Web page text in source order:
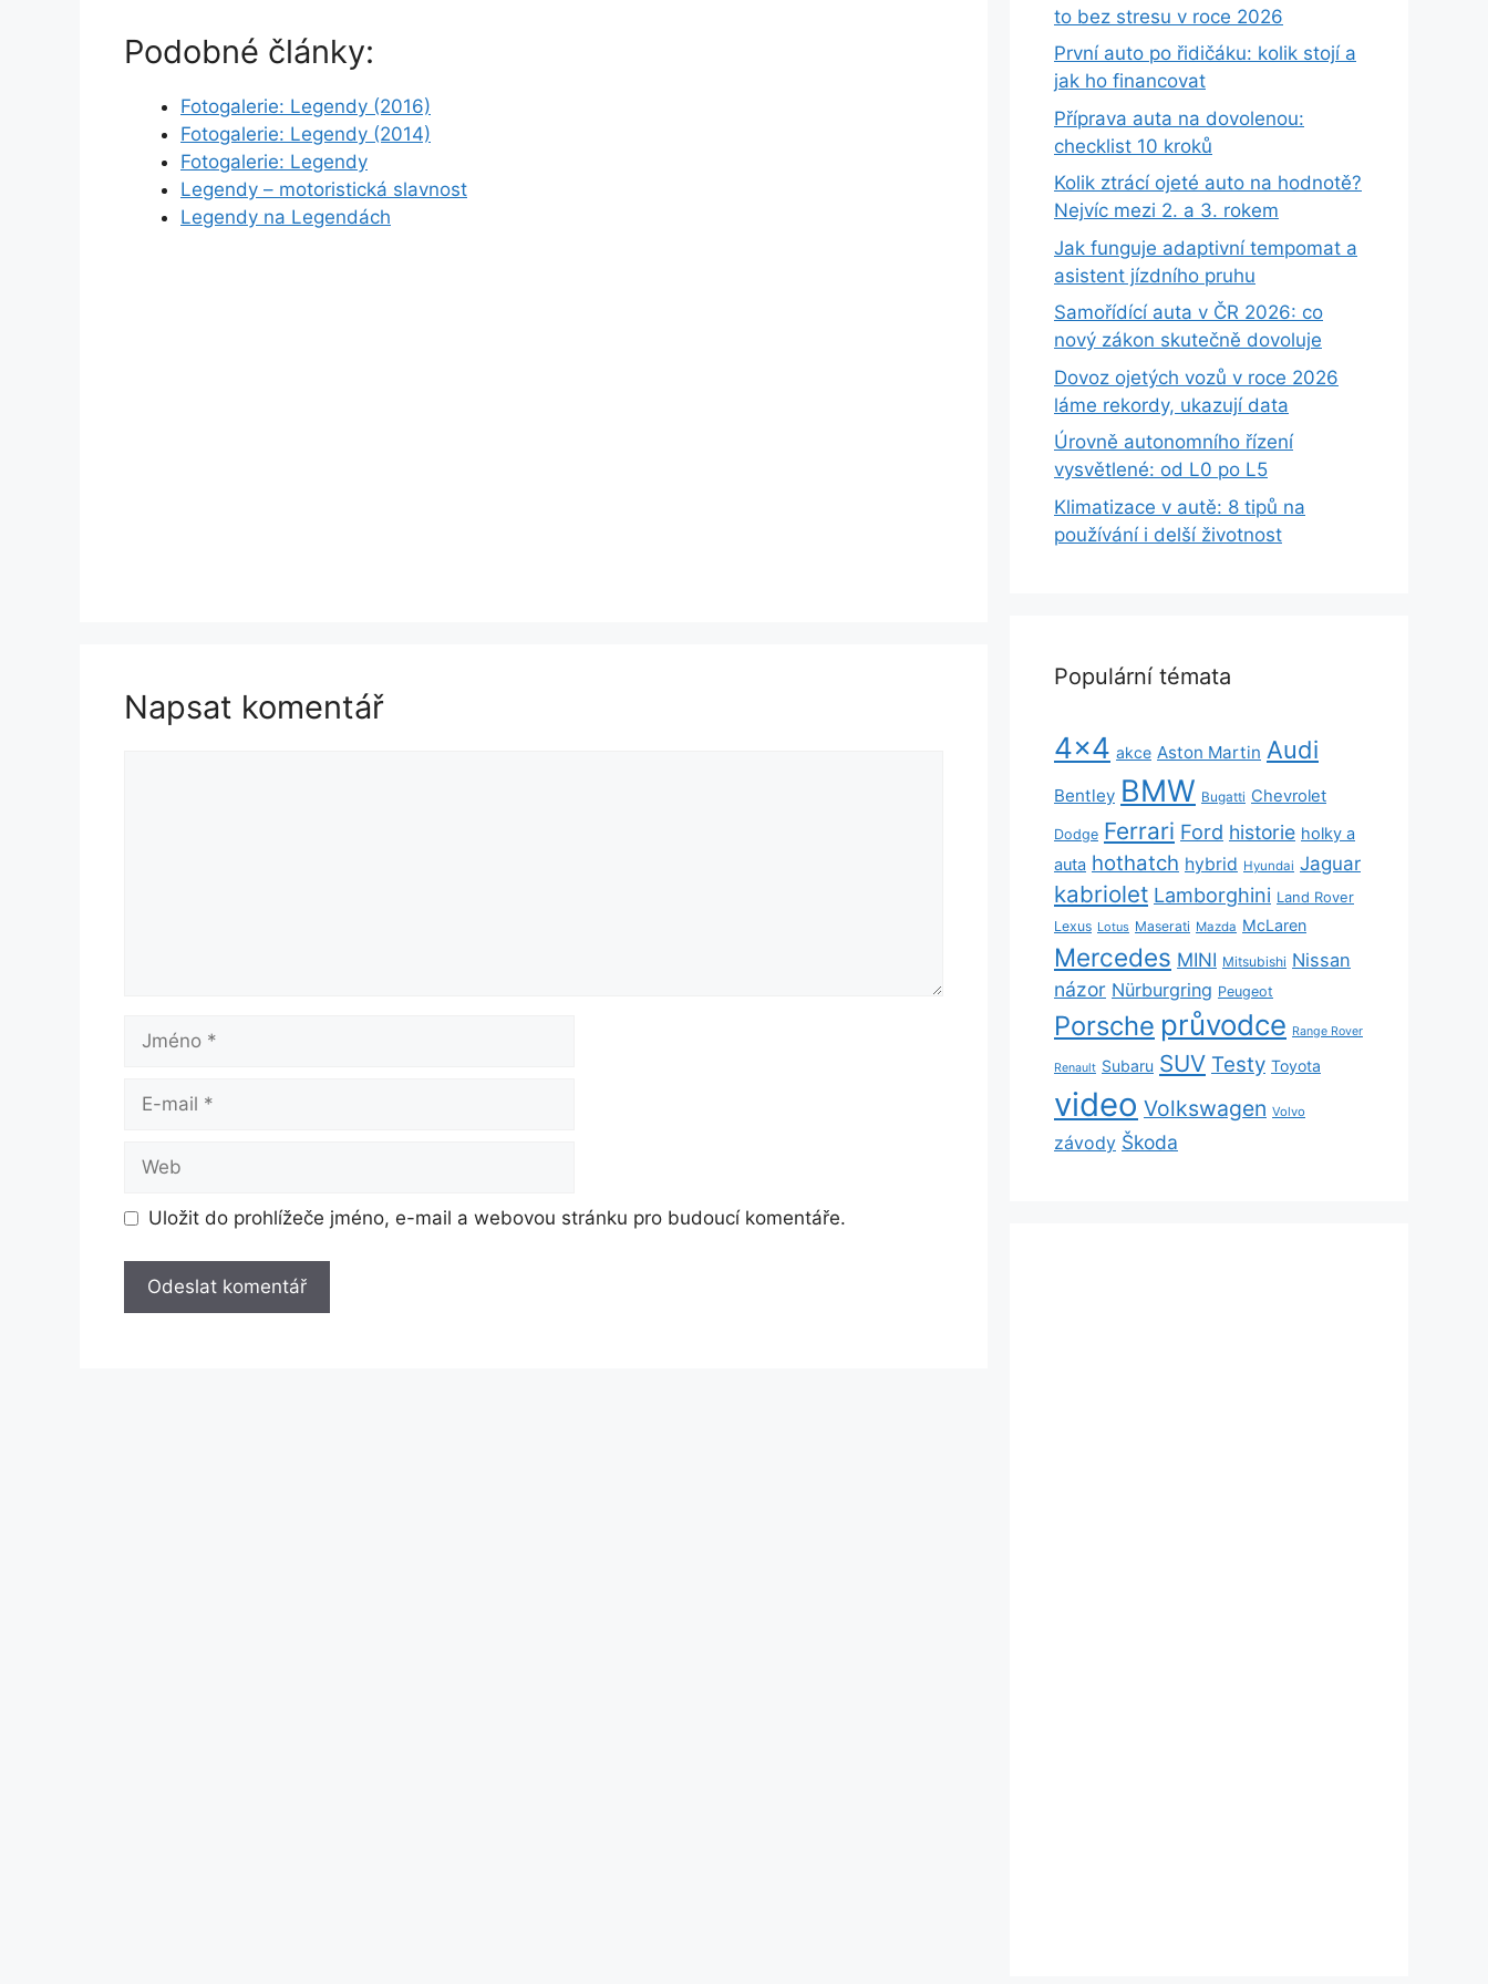
Podobné články:
Fotogalerie: Legendy (2016)
Fotogalerie: Legendy (2014)
Fotogalerie: Legendy
Legendy – motoristická slavnost
Legendy na Legendách
Napsat komentář
Jméno
Web
Uložit do prohlížeče jméno, e-mail a webovou stránku pro budoucí komentáře.
to bez stresu v roce 2026
První auto po řidičáku: kolik stojí a
jak ho financovat
Příprava auta na dovolenou:
checklist 10 kroků
Kolik ztrácí ojeté auto na hodnotě?
Nejvíc mezi 2. a 3. rokem
Jak funguje adaptivní tempomat a
asistent jízdního pruhu
Samořídící auta v ČR 2026: co
nový zákon skutečně dovoluje
Dovoz ojetých vozů v roce 2026
láme rekordy, ukazují data
Úrovně autonomního řízení
vysvětlené: od L0 po L5
Klimatizace v autě: 8 tipů na
používání i delší životnost
Populární témata
4x4 akce Aston Martin Audi
Bentley BMW Bugatti Chevrolet
Dodge Ferrari Ford historie holky a
auta hothatch hybrid Hyundai Jaguar
kabriolet Lamborghini Land Rover
Lexus Lotus Maserati Mazda McLaren
Mercedes MINI Mitsubishi Nissan
názor Nürburgring Peugeot
Porsche průvodce Range Rover
Renault Subaru SUV Testy Toyota
video Volkswagen Volvo
závody Škoda